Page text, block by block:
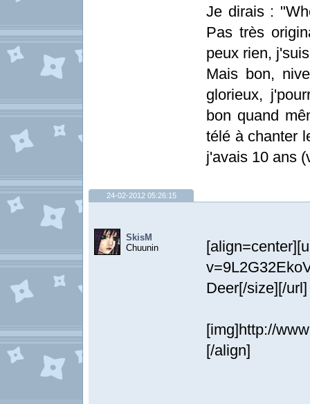
Je dirais :
Pas très
peux rien,
Mais bon,
glorieux,
bon quand
télé à chanter
j'avais 10 ans
24-02-2012 05:26:15
SkisM
Chuunin
Deer[/size][/url]
[img]http://
[/align]